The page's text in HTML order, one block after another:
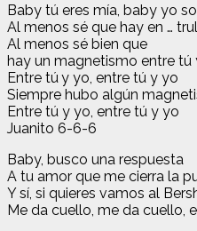
Baby tú eres mía, baby yo
Al menos sé que hay en …
Al menos sé bien que
hay un magnetismo entre tú
Entre tú y yo, entre tú y yo
Siempre hubo algún
Entre tú y yo, entre tú y yo
Juanito 6-6-6
Baby, busco una respuesta
A tu amor que me cierra la
Y sí, si quieres vamos al
Me da cuello, me da cuello,